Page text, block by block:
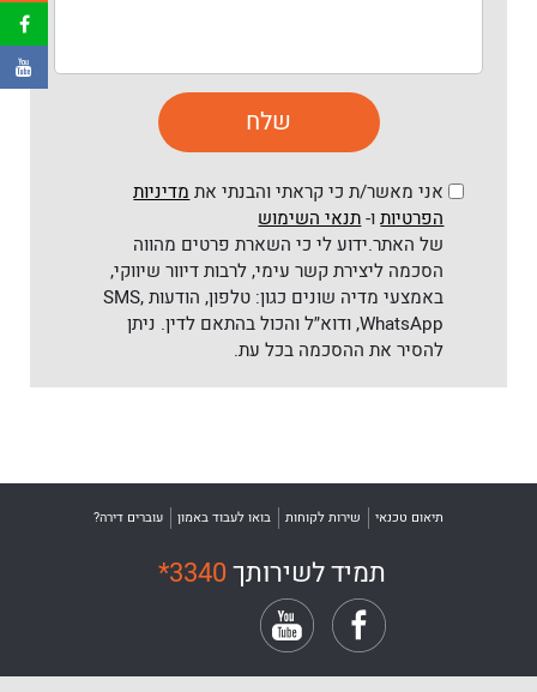
אני מאשר/ת כי קראתי והבנתי את מדיניות
הפרטיותו-תנאי השימוש
של האתר.ידוע לי כי השארת פרטים מהווה
הסכמה ליצירת קשר עימי, לרבות דיוור שיווקי,
באמצעי מדיה שונים כגון: טלפון, הודעות SMS,
WhatsApp, ודוא״ל והכול בהתאם לדין. ניתן
להסיר את ההסכמה בכל עת.
תיאום טכנאי שירות לקוחות בואו לעבוד באמון עוברים דירה?
תמיד לשירותך*3340